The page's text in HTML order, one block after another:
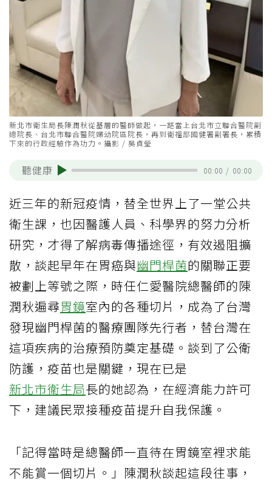
新北市衛生局長陳潤秋從基層的醫師做起，一路當上台北市立聯合醫院副
總院長、台北市聯合醫院婦幼院區院長，再到衛福部國健署副署長，累積
下來的行政經驗作為功力。攝影 / 吳貞瑩
聽健康 00:00 / 00:00
近三年的新冠疫情，替全世界上了一堂公共
衛生課，也因醫護人員、科學界的努力分析
研究，才得了解病毒傳播途徑，有效遏阻擴
散，談起早年在胃癌與幽門桿菌的關聯正要
被劃上等號之際，時任仁愛醫院總醫師的陳
潤秋遍尋胃鏡室內的各種切片，成為了台灣
發現幽門桿菌的醫療團隊先行者，替台灣在
這項疾病的治療預防奠定基礎。談到了公衛
防護，疫苗也是關鍵，現在已是
新北市衛生局長的她認為，在經濟能力許可
下，建議民眾接種疫苗提升自我保護。
「記得當時是總醫師一直待在胃鏡室裡求能
不能賞一個切片。」陳潤秋談起這段往事，